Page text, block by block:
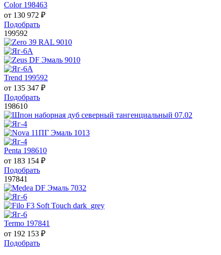
Color 198463
от 130 972 ₽
Подобрать
199592
Trend 199592
от 135 347 ₽
Подобрать
198610
Penta 198610
от 183 154 ₽
Подобрать
197841
Termo 197841
от 192 153 ₽
Подобрать